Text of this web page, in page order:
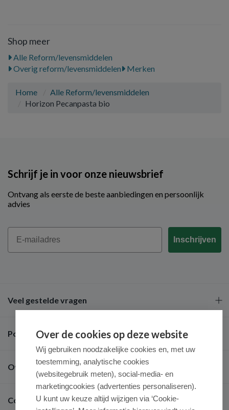
Shop meer
Alle Reform/levensmiddelen
Overig reform/levensmiddelen
Merken
Home
Alle Reform/levensmiddelen
Horizon Pecanpasta bio
Schrijf je in voor onze nieuwsbrief
Ontvang als eerste de beste aanbiedingen en persoonlijk
advies
Email
Inschrijven
Veel gestelde vragen
Populaire merken
Over ons
Contact
Over de cookies op deze website
Wij gebruiken noodzakelijke cookies en, met uw
toestemming, analytische cookies
(websitegebruik meten), social-media- en
marketingcookies (advertenties personaliseren).
U kunt uw keuze altijd wijzigen via ‘Cookie-